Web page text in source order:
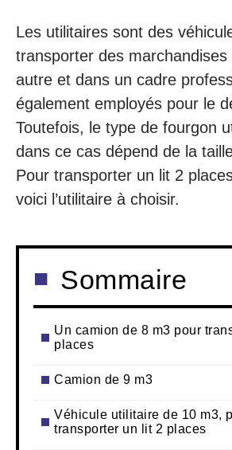
Les utilitaires sont des
transporter des marchandises
autre et dans un cadre
également employés pour le
Toutefois, le type de fourgon
dans ce cas dépend de la
Pour transporter un lit 2
voici l’utilitaire à choisir.
Sommaire
Un camion de 8 m3 pour
places
Camion de 9 m3
Véhicule utilitaire de 10 m3,
transporter un lit 2 places